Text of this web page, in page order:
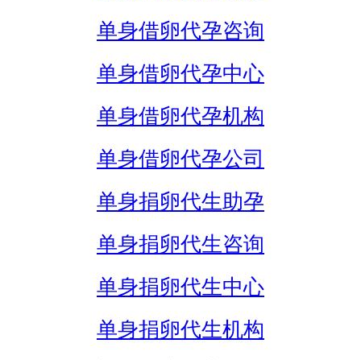
单身借卵代孕咨询
单身借卵代孕中心
单身借卵代孕机构
单身借卵代孕公司
单身捐卵代生助孕
单身捐卵代生咨询
单身捐卵代生中心
单身捐卵代生机构